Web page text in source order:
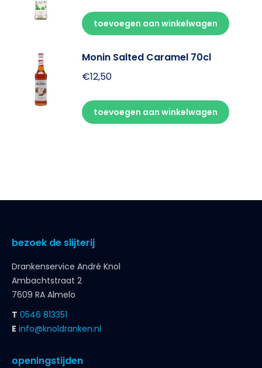
toevoegen aan winkelwagen
Monin Salted Caramel 70cl
€12,50
toevoegen aan winkelwagen
bezoek de slijterij
Drankenservice André Knol
Ambachtstraat 2
7609 RA Almelo
T 0546 813351
E info@knoldranken.nl
openingstijden